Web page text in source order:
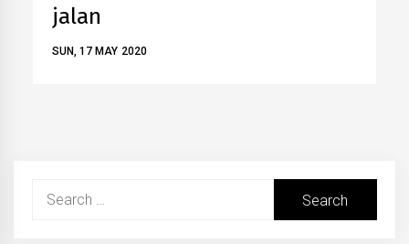
jalan
SUN, 17 MAY 2020
Search